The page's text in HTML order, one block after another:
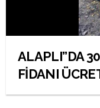
ALAPLI’’DA
FİDANI